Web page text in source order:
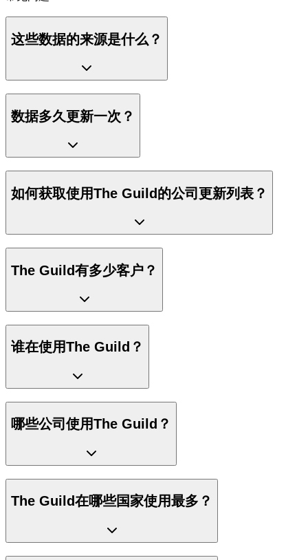
这些数据的来源是什么？
数据多久更新一次？
如何获取使用The Guild的公司更新列表？
The Guild有多少客户？
谁在使用The Guild？
哪些公司使用The Guild？
The Guild在哪些国家使用最多？